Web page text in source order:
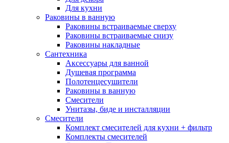
Для кухни
Раковины в ванную
Раковины встраиваемые сверху
Раковины встраиваемые снизу
Раковины накладные
Сантехника
Аксессуары для ванной
Душевая программа
Полотенцесушители
Раковины в ванную
Смесители
Унитазы, биде и инсталляции
Смесители
Комплект смесителей для кухни + фильтр
Комплекты смесителей